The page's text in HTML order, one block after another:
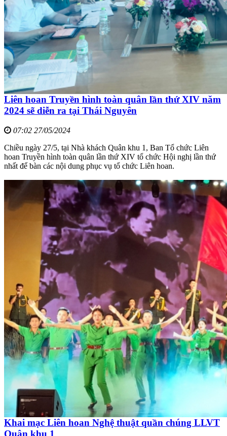
Liên hoan Truyền hình toàn quân lần thứ XIV năm
2024 sẽ diễn ra tại Thái Nguyên
07:02 27/05/2024
Chiều ngày 27/5, tại Nhà khách Quân khu 1, Ban Tổ chức Liên
hoan Truyền hình toàn quân lần thứ XIV tổ chức Hội nghị lần thứ
nhất để bàn các nội dung phục vụ tổ chức Liên hoan.
Khai mạc Liên hoan Nghệ thuật quần chúng LLVT
Quân khu 1